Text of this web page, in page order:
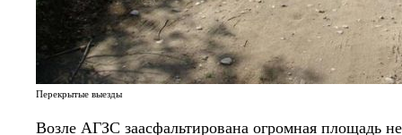
Перекрытые выезды
Возле АГЗС заасфальтирована огромная площадь